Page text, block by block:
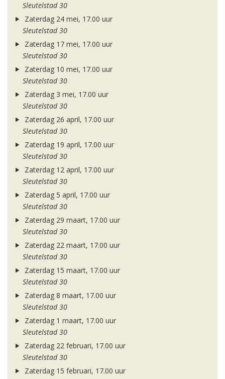
Sleutelstad 30
Zaterdag 24 mei, 17.00 uur
Sleutelstad 30
Zaterdag 17 mei, 17.00 uur
Sleutelstad 30
Zaterdag 10 mei, 17.00 uur
Sleutelstad 30
Zaterdag 3 mei, 17.00 uur
Sleutelstad 30
Zaterdag 26 april, 17.00 uur
Sleutelstad 30
Zaterdag 19 april, 17.00 uur
Sleutelstad 30
Zaterdag 12 april, 17.00 uur
Sleutelstad 30
Zaterdag 5 april, 17.00 uur
Sleutelstad 30
Zaterdag 29 maart, 17.00 uur
Sleutelstad 30
Zaterdag 22 maart, 17.00 uur
Sleutelstad 30
Zaterdag 15 maart, 17.00 uur
Sleutelstad 30
Zaterdag 8 maart, 17.00 uur
Sleutelstad 30
Zaterdag 1 maart, 17.00 uur
Sleutelstad 30
Zaterdag 22 februari, 17.00 uur
Sleutelstad 30
Zaterdag 15 februari, 17.00 uur